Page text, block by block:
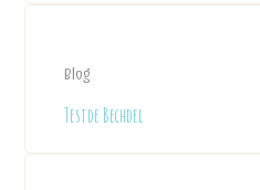
Blog
Test de Bechdel